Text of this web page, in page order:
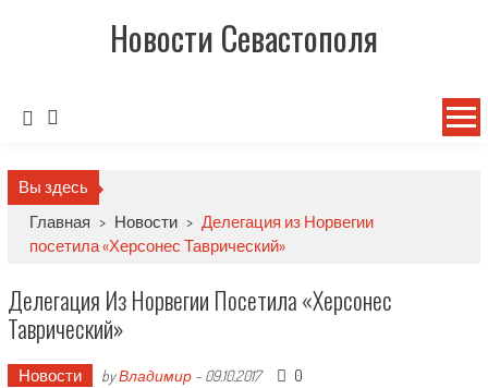
Новости Севастополя
Вы здесь
Главная > Новости > Делегация из Норвегии
посетила «Херсонес Таврический»
Делегация Из Норвегии Посетила «Херсонес
Таврический»
Новости byВладимир- 09.10.2017 0